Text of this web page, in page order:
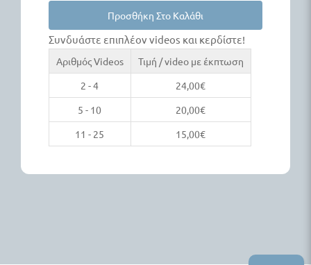
Προσθήκη Στο Καλάθι
Συνδυάστε επιπλέον videos και κερδίστε!
Αριθμός Videos
Τιμή / video με έκπτωση
2 - 4
24,00€
5 - 10
20,00€
11 - 25
15,00€